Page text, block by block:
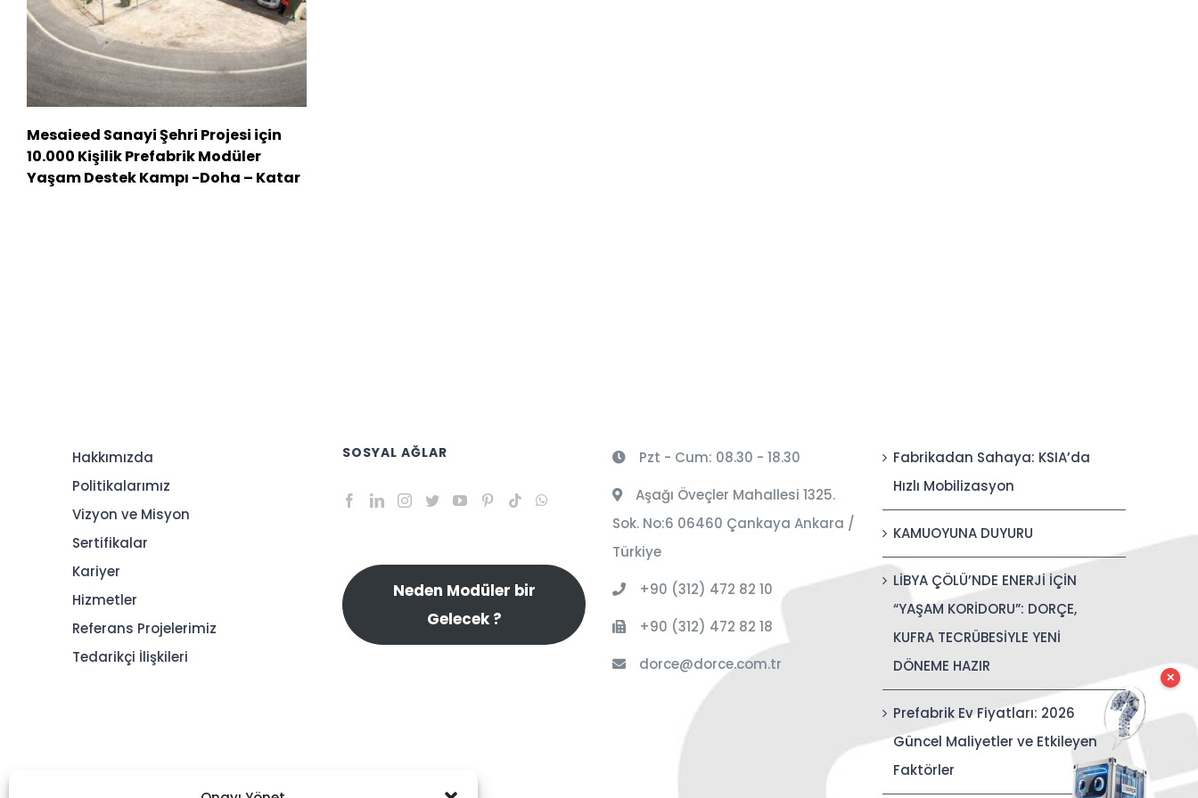
Mesaieed Sanayi Şehri Projesi için
10.000 Kişilik Prefabrik Modüler
Yaşam Destek Kampı -Doha – Katar
Hakkımızda
Politikalarımız
Vizyon ve Misyon
Sertifikalar
Kariyer
Hizmetler
Referans Projelerimiz
Tedarikçi İlişkileri
SOSYAL AĞLAR
Neden Modüler bir
Gelecek ?
Pzt - Cum: 08.30 - 18.30
Aşağı Öveçler Mahallesi 1325.
Sok. No:6 06460 Çankaya Ankara /
Türkiye
+90 (312) 472 82 10
+90 (312) 472 82 18
dorce@dorce.com.tr
Fabrikadan Sahaya: KSIA’da
Hızlı Mobilizasyon
KAMUOYUNA DUYURU
LİBYA ÇÖLÜ’NDE ENERJİ İÇİN
“YAŞAM KORİDORU”: DORÇE,
KUFRA TECRÜBESİYLE YENİ
DÖNEME HAZIR
Prefabrik Ev Fiyatları: 2026
Güncel Maliyetler ve Etkileyen
Faktörler
✕